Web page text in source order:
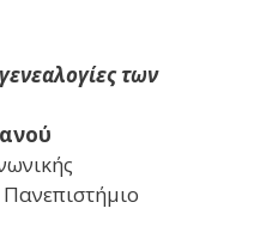
των